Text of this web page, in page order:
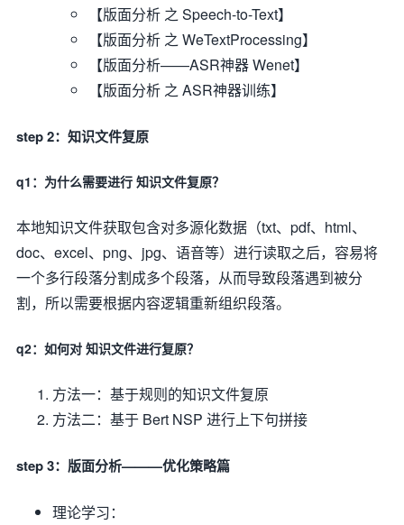
【版面分析 之 Speech-to-Text】
【版面分析 之 WeTextProcessing】
【版面分析——ASR神器 Wenet】
【版面分析 之 ASR神器训练】
step 2：知识文件复原
q1：为什么需要进行 知识文件复原？
本地知识文件获取包含对多源化数据（txt、pdf、html、
doc、excel、png、jpg、语音等）进行读取之后，容易将
一个多行段落分割成多个段落，从而导致段落遇到被分
割，所以需要根据内容逻辑重新组织段落。
q2：如何对 知识文件进行复原？
方法一：基于规则的知识文件复原
方法二：基于 Bert NSP 进行上下句拼接
step 3：版面分析———优化策略篇
理论学习：